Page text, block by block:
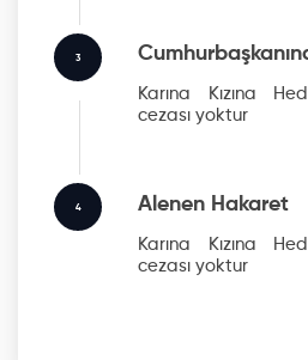
3
Karına Kızına
cezası yoktur
4 Alenen Hakaret
Karına Kızına
cezası yoktur